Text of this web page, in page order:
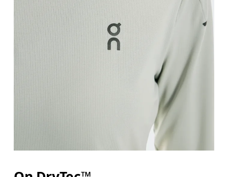
Circonferenza seno
Misura la parte più ampia del petto da un
Girovita
Misura il girovita nel punto più stretto (in
Misura la parte più ampia dei fianchi da un